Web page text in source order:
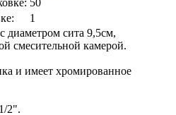
1
диаметром сита 9,5см,
смесительной камерой.
и имеет хромированное
2".